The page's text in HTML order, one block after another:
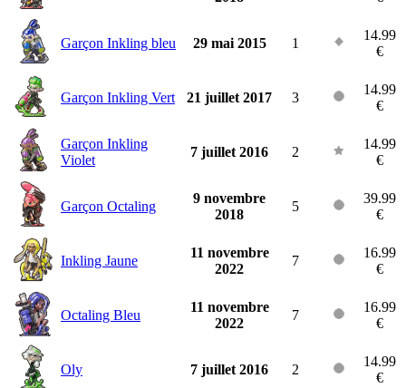
Garçon Inkling bleu 29 mai 2015 1
14.99
€
Garçon Inkling Vert 21 juillet 2017 3
14.99
€
Garçon Inkling
Violet
7 juillet 2016 2
14.99
€
Garçon Octaling
9 novembre
2018
5
39.99
€
Inkling Jaune
11 novembre
2022
7
16.99
€
Octaling Bleu
11 novembre
2022
7
16.99
€
Oly 7 juillet 2016 2
14.99
€